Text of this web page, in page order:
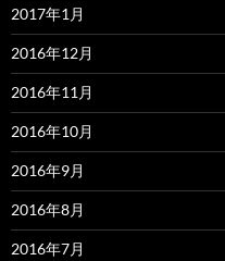
2017年1月
2016年12月
2016年11月
2016年10月
2016年9月
2016年8月
2016年7月